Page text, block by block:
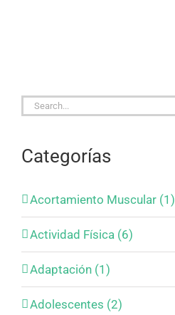
Search
Categorías
Acortamiento Muscular (1)
Actividad Física (6)
Adaptación (1)
Adolescentes (2)